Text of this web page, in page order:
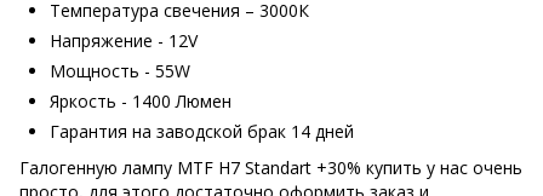
Температура свечения – 3000К
Напряжение - 12V
Мощность - 55W
Яркость - 1400 Люмен
Гарантия на заводской брак 14 дней
Галогенную лампу MTF H7 Standart +30% купить у нас очень